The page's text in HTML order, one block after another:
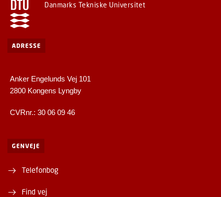
Danmarks Tekniske Universitet
ADRESSE
Anker Engelunds Vej 101
2800 Kongens Lyngby
CVRnr.: 30 06 09 46
GENVEJE
Telefonbog
Find vej